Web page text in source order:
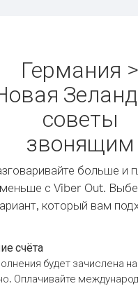
Германия >
советы
звонящим
больше и
меньше с Viber Out.
который вам
счёта
будет зачислена
Оплачивайте